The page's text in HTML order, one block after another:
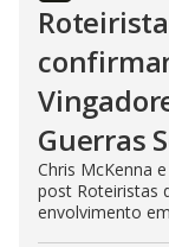
Guerras
Chris McKenna
post Roteiristas
envolvimento